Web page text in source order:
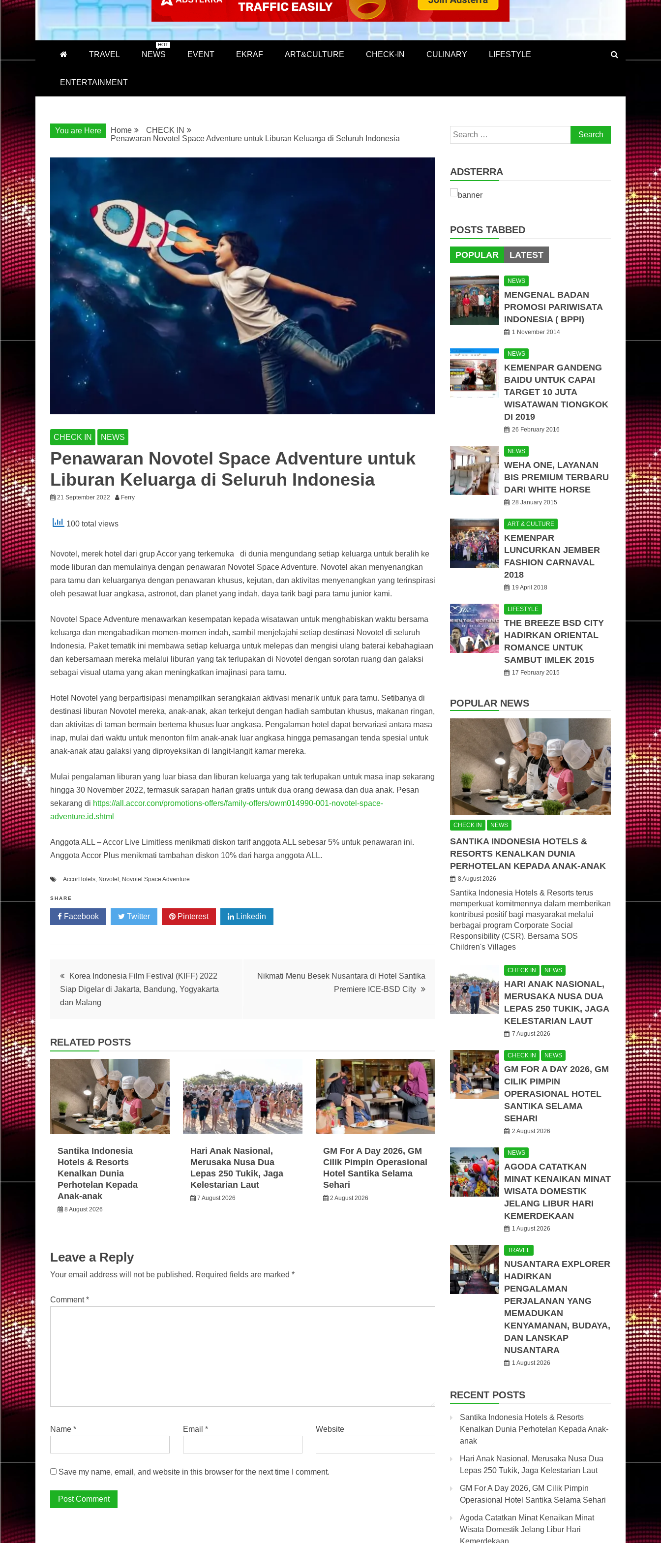
TRAVEL NEWS
HOT
EVENT EKRAF ART&CULTURE CHECK-IN CULINARY LIFESTYLE
ENTERTAINMENT
You are Here Home
CHECK IN
Penawaran Novotel Space Adventure untuk Liburan Keluarga di Seluruh Indonesia
CHECK IN NEWS
Penawaran Novotel Space Adventure untuk
Liburan Keluarga di Seluruh Indonesia
21 September 2022 Ferry
100 total views
Novotel, merek hotel dari grup Accor yang terkemuka di dunia mengundang setiap keluarga untuk beralih ke
mode liburan dan memulainya dengan penawaran Novotel Space Adventure. Novotel akan menyenangkan
para tamu dan keluarganya dengan penawaran khusus, kejutan, dan aktivitas menyenangkan yang terinspirasi
oleh pesawat luar angkasa, astronot, dan planet yang indah, daya tarik bagi para tamu junior kami.
Novotel Space Adventure menawarkan kesempatan kepada wisatawan untuk menghabiskan waktu bersama
keluarga dan mengabadikan momen-momen indah, sambil menjelajahi setiap destinasi Novotel di seluruh
Indonesia. Paket tematik ini membawa setiap keluarga untuk melepas dan mengisi ulang baterai kebahagiaan
dan kebersamaan mereka melalui liburan yang tak terlupakan di Novotel dengan sorotan ruang dan galaksi
sebagai visual utama yang akan meningkatkan imajinasi para tamu.
Hotel Novotel yang berpartisipasi menampilkan serangkaian aktivasi menarik untuk para tamu. Setibanya di
destinasi liburan Novotel mereka, anak-anak, akan terkejut dengan hadiah sambutan khusus, makanan ringan,
dan aktivitas di taman bermain bertema khusus luar angkasa. Pengalaman hotel dapat bervariasi antara masa
inap, mulai dari waktu untuk menonton film anak-anak luar angkasa hingga pemasangan tenda spesial untuk
anak-anak atau galaksi yang diproyeksikan di langit-langit kamar mereka.
Mulai pengalaman liburan yang luar biasa dan liburan keluarga yang tak terlupakan untuk masa inap sekarang
hingga 30 November 2022, termasuk sarapan harian gratis untuk dua orang dewasa dan dua anak. Pesan
sekarang di https://all.accor.com/promotions-offers/family-offers/owm014990-001-novotel-space-
adventure.id.shtml
Anggota ALL – Accor Live Limitless menikmati diskon tarif anggota ALL sebesar 5% untuk penawaran ini.
Anggota Accor Plus menikmati tambahan diskon 10% dari harga anggota ALL.
AccorHotels, Novotel , Novotel Space Adventure
SHARE
Facebook Twitter Pinterest Linkedin
Post
navigation
Korea Indonesia Film Festival (KIFF) 2022
Siap Digelar di Jakarta, Bandung, Yogyakarta
dan Malang
Nikmati Menu Besek Nusantara di Hotel Santika
Premiere ICE-BSD City
RELATED POSTS
Santika Indonesia
Hotels & Resorts
Kenalkan Dunia
Perhotelan Kepada
Anak-anak
8 August 2026
Hari Anak Nasional,
Merusaka Nusa Dua
Lepas 250 Tukik, Jaga
Kelestarian Laut
7 August 2026
GM For A Day 2026, GM
Cilik Pimpin Operasional
Hotel Santika Selama
Sehari
2 August 2026
Leave a Reply
Your email address will not be published. Required fields are marked *
Comment*
Name * Email* Website
Save my name, email, and website in this browser for the next time I comment.
Search
for:
ADSTERRA
POSTS TABBED
POPULAR LATEST
NEWS
MENGENAL BADAN
PROMOSI PARIWISATA
INDONESIA ( BPPI)
1 November 2014
NEWS
KEMENPAR GANDENG
BAIDU UNTUK CAPAI
TARGET 10 JUTA
WISATAWAN TIONGKOK
DI 2019
26 February 2016
NEWS
WEHA ONE, LAYANAN
BIS PREMIUM TERBARU
DARI WHITE HORSE
28 January 2015
ART & CULTURE
KEMENPAR
LUNCURKAN JEMBER
FASHION CARNAVAL
2018
19 April 2018
LIFESTYLE
THE BREEZE BSD CITY
HADIRKAN ORIENTAL
ROMANCE UNTUK
SAMBUT IMLEK 2015
17 February 2015
POPULAR NEWS
CHECK IN NEWS
SANTIKA INDONESIA HOTELS &
RESORTS KENALKAN DUNIA
PERHOTELAN KEPADA ANAK-ANAK
8 August 2026
Santika Indonesia Hotels & Resorts terus
memperkuat komitmennya dalam memberikan
kontribusi positif bagi masyarakat melalui
berbagai program Corporate Social
Responsibility (CSR). Bersama SOS
Children's Villages
CHECK IN NEWS
HARI ANAK NASIONAL,
MERUSAKA NUSA DUA
LEPAS 250 TUKIK, JAGA
KELESTARIAN LAUT
7 August 2026
CHECK IN NEWS
GM FOR A DAY 2026, GM
CILIK PIMPIN
OPERASIONAL HOTEL
SANTIKA SELAMA
SEHARI
2 August 2026
NEWS
AGODA CATATKAN
MINAT KENAIKAN MINAT
WISATA DOMESTIK
JELANG LIBUR HARI
KEMERDEKAAN
1 August 2026
TRAVEL
NUSANTARA EXPLORER
HADIRKAN
PENGALAMAN
PERJALANAN YANG
MEMADUKAN
KENYAMANAN, BUDAYA,
DAN LANSKAP
NUSANTARA
1 August 2026
RECENT POSTS
Santika Indonesia Hotels & Resorts
Kenalkan Dunia Perhotelan Kepada Anak-
anak
Hari Anak Nasional, Merusaka Nusa Dua
Lepas 250 Tukik, Jaga Kelestarian Laut
GM For A Day 2026, GM Cilik Pimpin
Operasional Hotel Santika Selama Sehari
Agoda Catatkan Minat Kenaikan Minat
Wisata Domestik Jelang Libur Hari